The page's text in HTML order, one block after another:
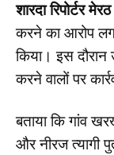
शारदा रिपोर्टर
करने का आरोप
किया। इस दौरान
करने वालों पर
बताया कि गांव
और नीरज त्यागी